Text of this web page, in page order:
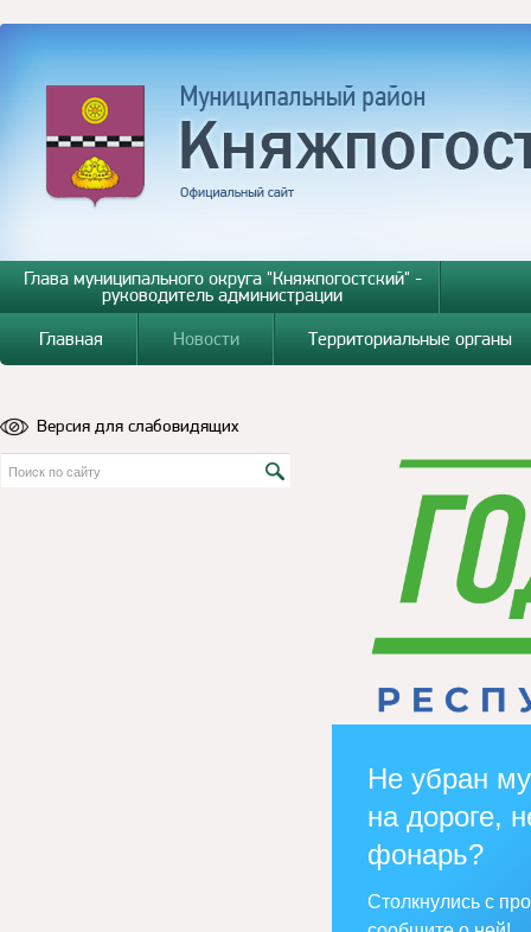
Глава муниципального округа "Княжпогостский" -
руководитель администрации
Главная
Новости Территориальные органы
Версия для слабовидящих
Не убран
на дороге,
фонарь?
Столкнулись с